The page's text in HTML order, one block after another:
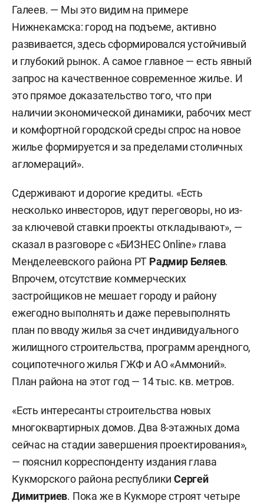
Галеев. — Мы это видим на примере
Нижнекамска: город на подъеме, активно
развивается, здесь сформировался устойчивый
и глубокий рынок. А самое главное — есть явный
запрос на качественное современное жилье. И
это прямое доказательство того, что при
наличии экономической динамики, рабочих мест
и комфортной городской среды спрос на новое
жилье формируется и за пределами столичных
агломераций».
Сдерживают и дорогие кредиты. «Есть
несколько инвесторов, идут переговоры, но из-
за ключевой ставки проекты откладывают», —
сказал в разговоре с «БИЗНЕС Online» глава
Менделеевского района РТ Радмир Беляев.
Впрочем, отсутствие коммерческих
застройщиков не мешает городу и району
ежегодно выполнять и даже перевыполнять
план по вводу жилья за счет индивидуального
жилищного строительства, программ арендного,
соципотечного жилья ГЖФ и АО «Аммоний».
План района на этот год — 14 тыс. кв. метров.
«Есть интересанты строительства новых
многоквартирных домов. Два 8-этажных дома
сейчас на стадии завершения проектирования»,
— пояснил корреспонденту издания глава
Кукморского района республикиСергей
Димитриев. Пока же в Кукморе строят четыре